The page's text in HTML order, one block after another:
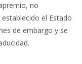
no
el Estado
de embargo y se